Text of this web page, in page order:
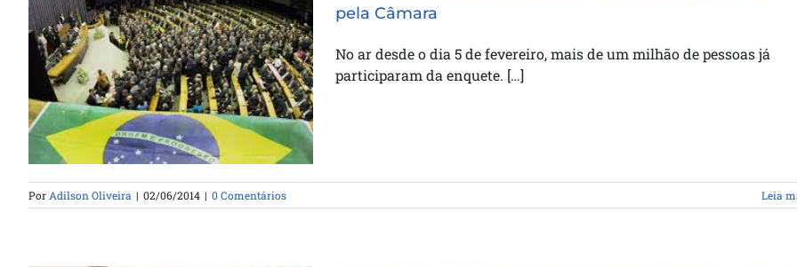
Participe: vote na enquete a favor
da família promovida pela
Câmara
pela Câmara
No ar desde o dia 5 de fevereiro, mais de um milhão de pessoas já
participaram da enquete. […]
PorAdilson Oliveira | 02/06/2014 | 0 Comentários Leia